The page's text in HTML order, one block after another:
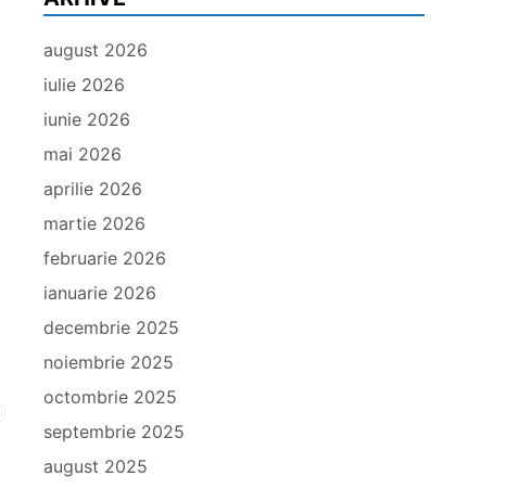
august 2026
iulie 2026
iunie 2026
mai 2026
aprilie 2026
martie 2026
februarie 2026
ianuarie 2026
decembrie 2025
noiembrie 2025
octombrie 2025
septembrie 2025
august 2025